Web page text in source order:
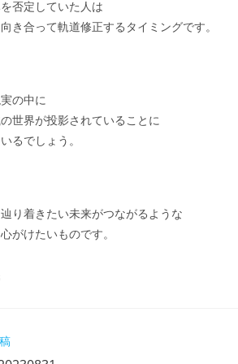
否定していた人は
き合って軌道修正するタイミングです。
の中に
世界が投影されていることに
るでしょう。
り着きたい未来がつながるような
がけたいものです。